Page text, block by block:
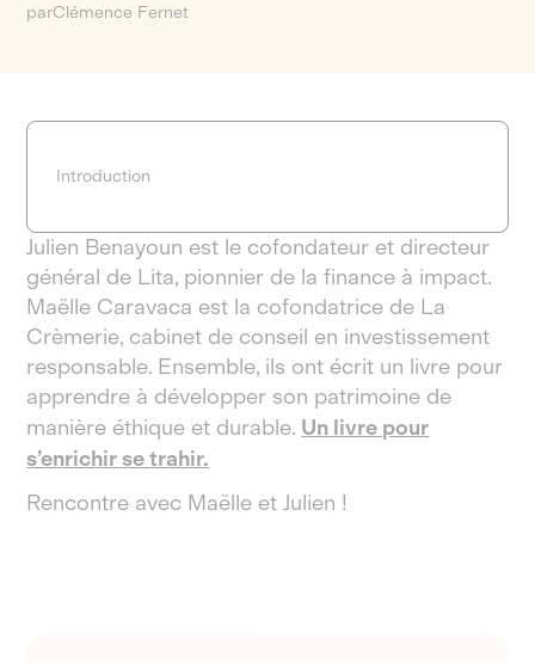
parClémence Fernet
Introduction
Julien Benayoun est le cofondateur et directeur
général de Lita, pionnier de la finance à impact.
Maëlle Caravaca est la cofondatrice de La
Crèmerie, cabinet de conseil en investissement
responsable. Ensemble, ils ont écrit un livre pour
apprendre à développer son patrimoine de
manière éthique et durable. Un livre pour
s’enrichir se trahir.
Rencontre avec Maëlle et Julien !